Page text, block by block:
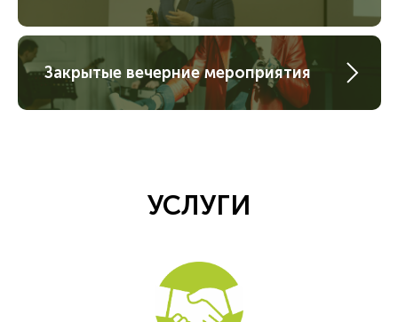
Закрытые вечерние мероприятия
УСЛУГИ